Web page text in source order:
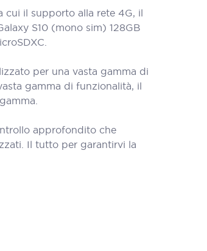
cui il supporto alla rete 4G, il
S10 (mono sim) 128GB
per una vasta gamma di
gamma di funzionalità, il
approfondito che
Il tutto per garantirvi la